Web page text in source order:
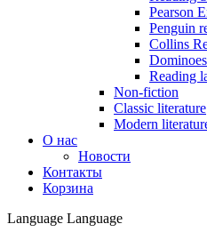
Pearson
Penguin
Collins
Dominoes
Reading
Non-fiction
Classic literature
Modern
О нас
Новости
Контакты
Корзина
Language Language